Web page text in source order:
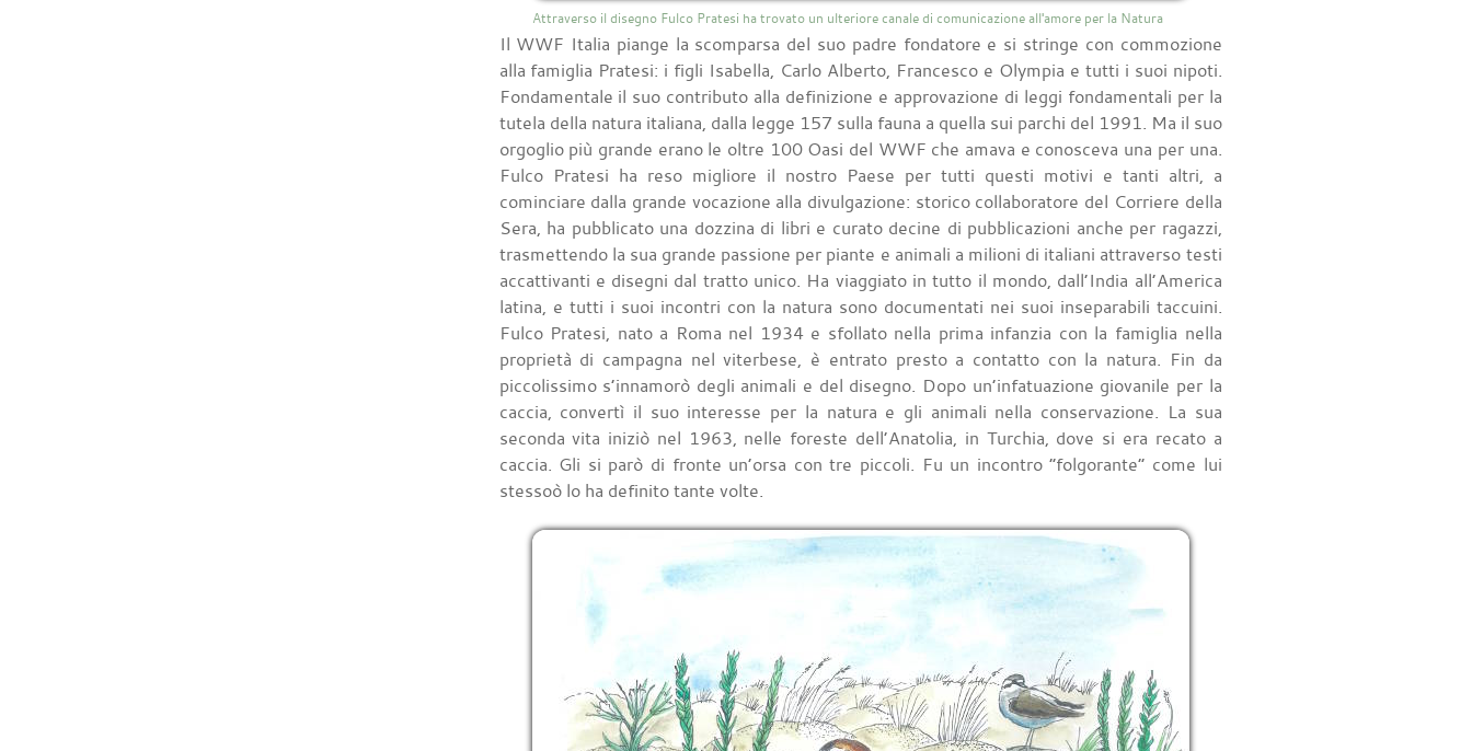
Attraverso il disegno Fulco Pratesi ha trovato un ulteriore canale di comunicazione all'amore per la Natura
Il WWF Italia piange la scomparsa del suo padre fondatore e si stringe con commozione
alla famiglia Pratesi: i figli Isabella, Carlo Alberto, Francesco e Olympia e tutti i suoi nipoti.
Fondamentale il suo contributo alla definizione e approvazione di leggi fondamentali per la
tutela della natura italiana, dalla legge 157 sulla fauna a quella sui parchi del 1991. Ma il suo
orgoglio più grande erano le oltre 100 Oasi del WWF che amava e conosceva una per una.
Fulco Pratesi ha reso migliore il nostro Paese per tutti questi motivi e tanti altri, a
cominciare dalla grande vocazione alla divulgazione: storico collaboratore del Corriere della
Sera, ha pubblicato una dozzina di libri e curato decine di pubblicazioni anche per ragazzi,
trasmettendo la sua grande passione per piante e animali a milioni di italiani attraverso testi
accattivanti e disegni dal tratto unico. Ha viaggiato in tutto il mondo, dall’India all’America
latina, e tutti i suoi incontri con la natura sono documentati nei suoi inseparabili taccuini.
Fulco Pratesi, nato a Roma nel 1934 e sfollato nella prima infanzia con la famiglia nella
proprietà di campagna nel viterbese, è entrato presto a contatto con la natura. Fin da
piccolissimo s’innamorò degli animali e del disegno. Dopo un’infatuazione giovanile per la
caccia, convertì il suo interesse per la natura e gli animali nella conservazione. La sua
seconda vita iniziò nel 1963, nelle foreste dell’Anatolia, in Turchia, dove si era recato a
caccia. Gli si parò di fronte un’orsa con tre piccoli. Fu un incontro “folgorante” come lui
stessoò lo ha definito tante volte.